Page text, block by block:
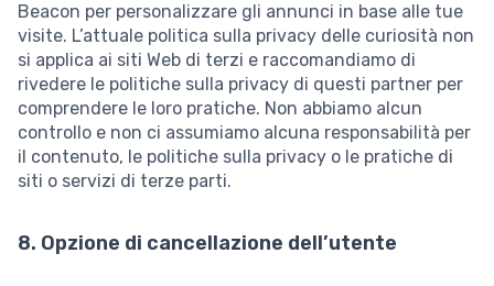
Beacon per personalizzare gli annunci in base alle tue
visite. L’attuale politica sulla privacy delle curiosità non
si applica ai siti Web di terzi e raccomandiamo di
rivedere le politiche sulla privacy di questi partner per
comprendere le loro pratiche. Non abbiamo alcun
controllo e non ci assumiamo alcuna responsabilità per
il contenuto, le politiche sulla privacy o le pratiche di
siti o servizi di terze parti.
8. Opzione di cancellazione dell’utente